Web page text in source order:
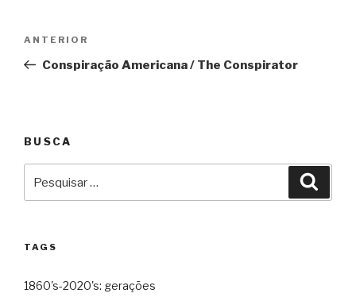
Post
Anterior
ANTERIOR
Conspiração Americana / The Conspirator
BUSCA
por:
TAGS
1860's-2020's: gerações